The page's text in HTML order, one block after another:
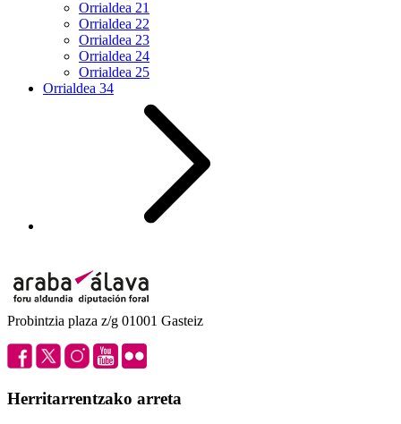
Orrialdea 21
Orrialdea 22
Orrialdea 23
Orrialdea 24
Orrialdea 25
Orrialdea 34
Probintzia plaza z/g 01001 Gasteiz
Herritarrentzako arreta